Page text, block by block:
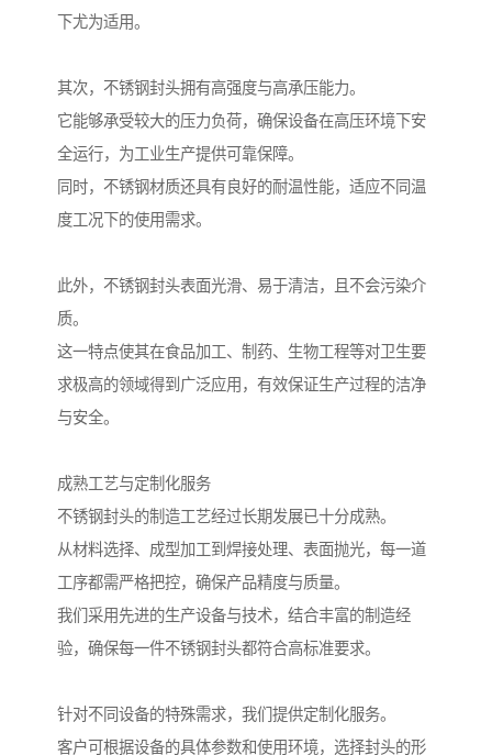
下尤为适用。
其次，不锈钢封头拥有高强度与高承压能力。
它能够承受较大的压力负荷，确保设备在高压环境下安
全运行，为工业生产提供可靠保障。
同时，不锈钢材质还具有良好的耐温性能，适应不同温
度工况下的使用需求。
此外，不锈钢封头表面光滑、易于清洁，且不会污染介
质。
这一特点使其在食品加工、制药、生物工程等对卫生要
求极高的领域得到广泛应用，有效保证生产过程的洁净
与安全。
成熟工艺与定制化服务
不锈钢封头的制造工艺经过长期发展已十分成熟。
从材料选择、成型加工到焊接处理、表面抛光，每一道
工序都需严格把控，确保产品精度与质量。
我们采用先进的生产设备与技术，结合丰富的制造经
验，确保每一件不锈钢封头都符合高标准要求。
针对不同设备的特殊需求，我们提供定制化服务。
客户可根据设备的具体参数和使用环境，选择封头的形